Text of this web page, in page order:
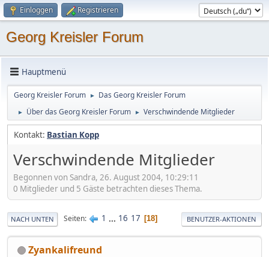
Einloggen Registrieren
Georg Kreisler Forum
Hauptmenü
Georg Kreisler Forum ► Das Georg Kreisler Forum
► Über das Georg Kreisler Forum ► Verschwindende Mitglieder
Kontakt: Bastian Kopp
Verschwindende Mitglieder
Begonnen von Sandra, 26. August 2004, 10:29:11
0 Mitglieder und 5 Gäste betrachten dieses Thema.
NACH UNTEN Seiten 1 ... 16 17 18 BENUTZER-AKTIONEN
Zyankalifreund